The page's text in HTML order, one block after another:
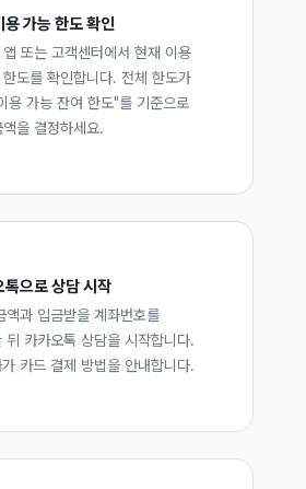
용 가능 한도 확인
앱 또는 고객센터에서 현재 이용
도를 확인합니다. 전체 한도가
용 가능 잔여 한도"를 기준으로
액을 결정하세요.
톡으로 상담 시작
액과 입금받을 계좌번호를
뒤 카카오톡 상담을 시작합니다.
카드 결제 방법을 안내합니다.